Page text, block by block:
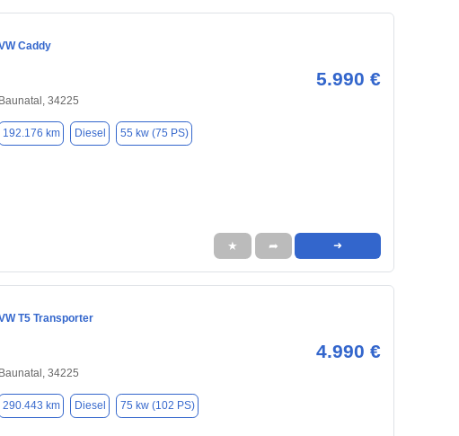
Caddy
5.990 €
Baunatal, 34225
192.176 km Diesel 55 kw (75 PS)
★ ➦ ➜
T5 Transporter
4.990 €
Baunatal, 34225
290.443 km Diesel 75 kw (102 PS)